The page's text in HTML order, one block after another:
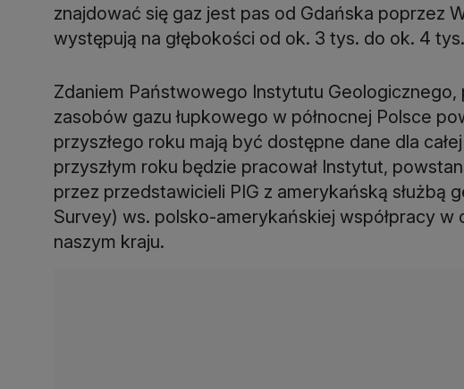
znajdować się gaz jest pas od Gdańska poprzez
występują na głębokości od ok. 3 tys. do ok. 4
Zdaniem Państwowego Instytutu
zasobów gazu łupkowego w północnej Polsce
przyszłego roku mają być dostępne dane dla
przyszłym roku będzie pracował Instytut,
przez przedstawicieli PIG z amerykańską służbą
Survey) ws. polsko-amerykańskiej współpracy w
naszym kraju.